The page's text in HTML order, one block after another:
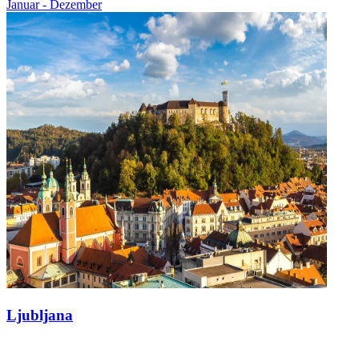
Januar - Dezember
Ljubljana